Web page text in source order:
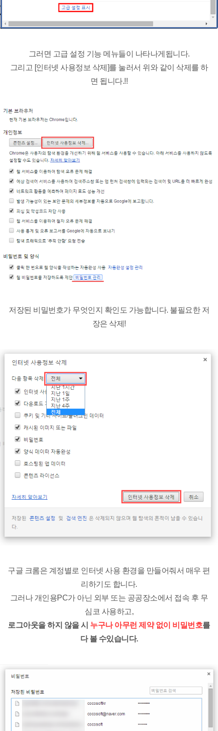
그러면 고급 설정 기능 메뉴들이 나타나게됩니다.
그리고 [인터넷 사용정보 삭제]를 눌러서 위와 같이 삭제를 하
면 됩니다.!!
저장된 비밀번호가 무엇인지 확인도 가능합니다. 불필요한 저
장은 삭제!
구글 크롬은 계정별로 인터넷 사용 환경을 만들어줘서 매우 편
리하기도 합니다.
그러나 개인용PC가 아닌 외부 또는 공공장소에서 접속 후 무
심코 사용하고,
로그아웃을 하지 않을 시 누구나 아무런 제약 없이 비밀번호를
다 볼 수있습니다.